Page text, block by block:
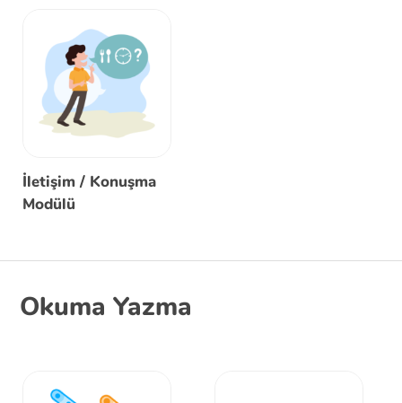
İletişim / Konuşma
Modülü
Okuma Yazma